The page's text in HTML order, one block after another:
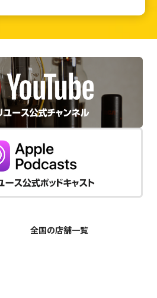
全国の店舗一覧